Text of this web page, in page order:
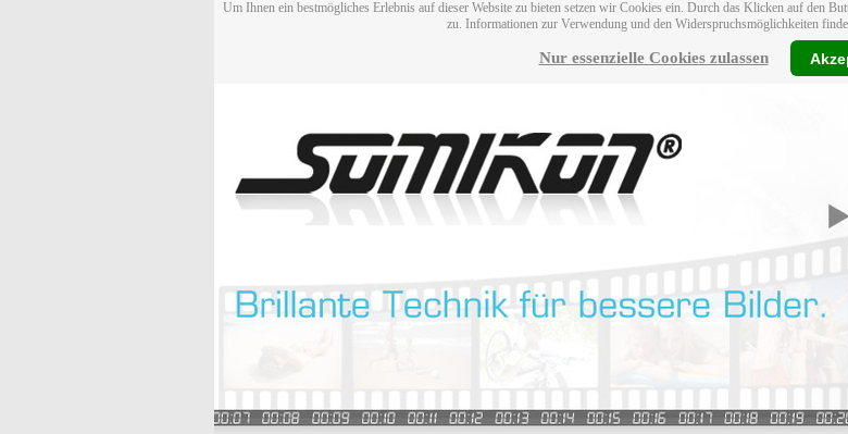
Um Ihnen ein bestmögliches Erlebnis auf dieser Website zu bieten setzen wir Cookies ein. Durch das Klicken auf den
zu. Informationen zur Verwendung und den Widerspruchsmöglichkeiten
Nur essenzielle Cookies zulassen